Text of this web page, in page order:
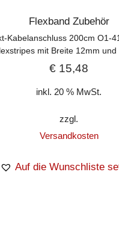
Flexband Zubehör
Kabelanschluss 200cm O1-
mit Breite 12mm und
€ 15,48
inkl. 20 % MwSt.
zzgl.
Versandkosten
Auf die Wunschliste